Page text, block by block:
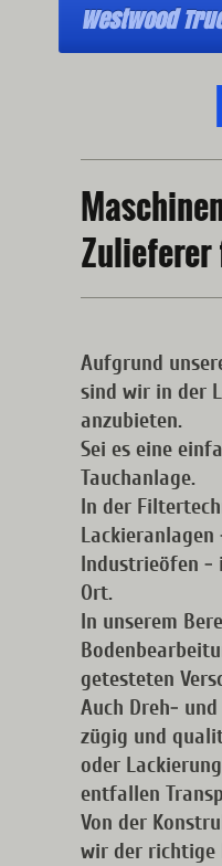
Westwood
Zulieferer
Aufgrund
sind wir in der
anzubieten.
Sei es eine
Tauchanlage.
In der
Industrieöfen -
Ort.
In unserem
getesteten
Auch Dreh-
zügig und
oder
entfallen
Von der
wir der richtige